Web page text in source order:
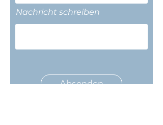
Nachricht schreiben
Absenden